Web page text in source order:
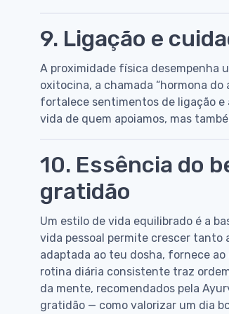
9. Ligação e
A proximidade física desempenha
oxitocina, a chamada “hormona
fortalece sentimentos de ligação e
vida de quem apoiamos, mas
10. Essência do
gratidão
Um estilo de vida equilibrado é a
vida pessoal permite crescer tanto
adaptada ao teu dosha, fornece
rotina diária consistente traz
da mente, recomendados pela
gratidão — como valorizar um dia